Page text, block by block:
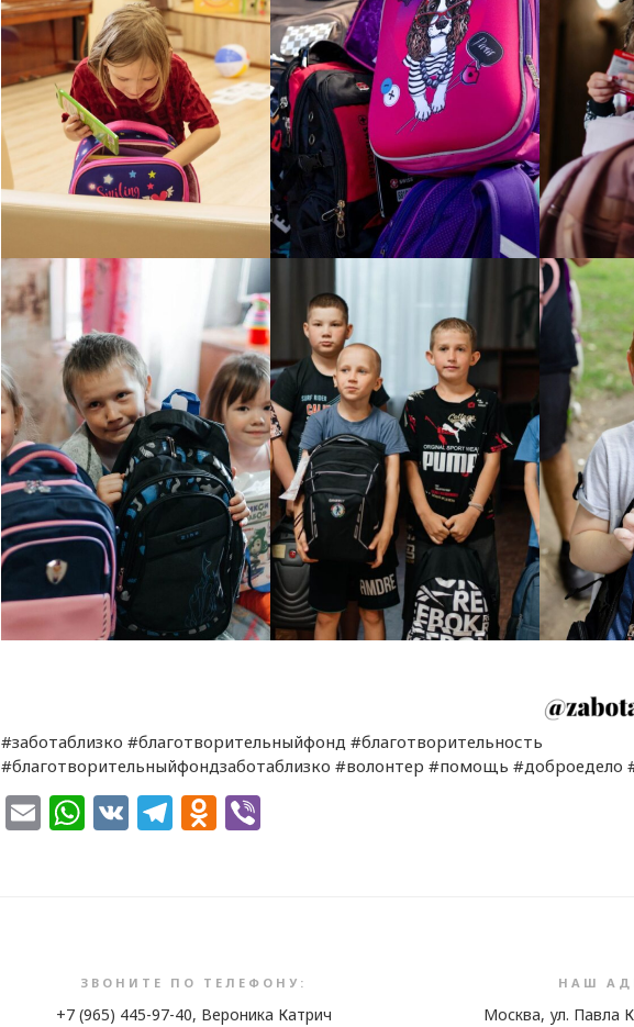
#заботаблизко #благотворительныйфонд #благотворительность
#благотворительныйфондзаботаблизко #волонтер #помощь #доброедело
EmailWhatsApp
VKTelegram
Odnoklassniki
Viber
ЗВОНИТЕ ПО ТЕЛЕФОНУ:
+7 (965) 445-97-40, Вероника Катрич
НАШ
Москва, ул. Павла